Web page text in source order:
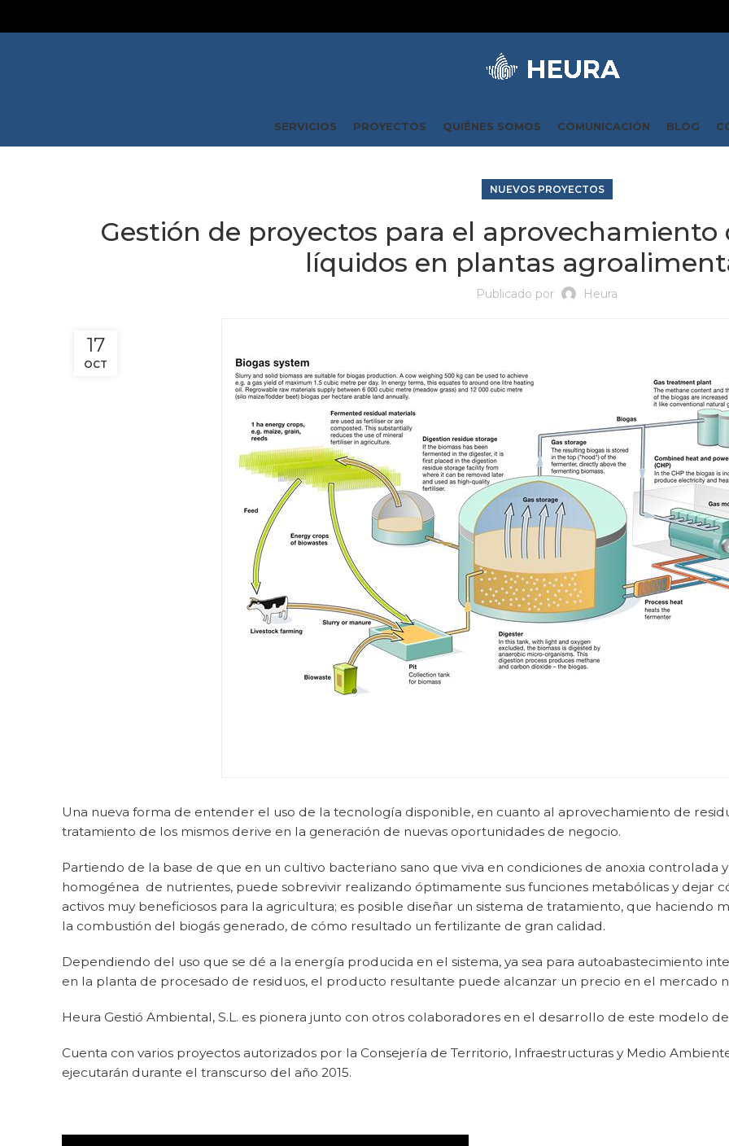
SERVICIOS PROYECTOS QUIÉNES SOMOS COMUNICACIÓN BLOG
NUEVOS PROYECTOS
Gestión de proyectos para el aprovechamiento
líquidos en plantas
Publicado por Heura
17
OCT
Una nueva forma de entender el uso de la tecnología disponible, en cuanto al aprovechamiento de
tratamiento de los mismos derive en la generación de nuevas oportunidades de negocio.
Partiendo de la base de que en un cultivo bacteriano sano que viva en condiciones de anoxia controlada
homogénea de nutrientes, puede sobrevivir realizando óptimamente sus funciones metabólicas y dejar
activos muy beneficiosos para la agricultura; es posible diseñar un sistema de tratamiento, que haciendo
la combustión del biogás generado, de cómo resultado un fertilizante de gran calidad.
Dependiendo del uso que se dé a la energía producida en el sistema, ya sea para autoabastecimiento
en la planta de procesado de residuos, el producto resultante puede alcanzar un precio en el mercado
Heura Gestió Ambiental, S.L. es pionera junto con otros colaboradores en el desarrollo de este modelo
Cuenta con varios proyectos autorizados por la Consejería de Territorio, Infraestructuras y Medio
ejecutarán durante el transcurso del año 2015.